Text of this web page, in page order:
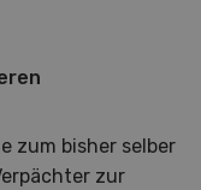
zum bisher selber
zur